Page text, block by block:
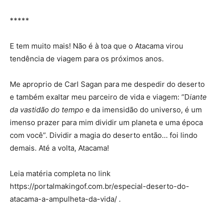
*****
E tem muito mais! Não é à toa que o Atacama virou
tendência de viagem para os próximos anos.
Me aproprio de Carl Sagan para me despedir do deserto
e também exaltar meu parceiro de vida e viagem: “Diante
da vastidão do tempo e da imensidão do universo, é um
imenso prazer para mim dividir um planeta e uma época
com você”. Dividir a magia do deserto então… foi lindo
demais. Até a volta, Atacama!
Leia matéria completa no link
https://portalmakingof.com.br/especial-deserto-do-
atacama-a-ampulheta-da-vida/ .